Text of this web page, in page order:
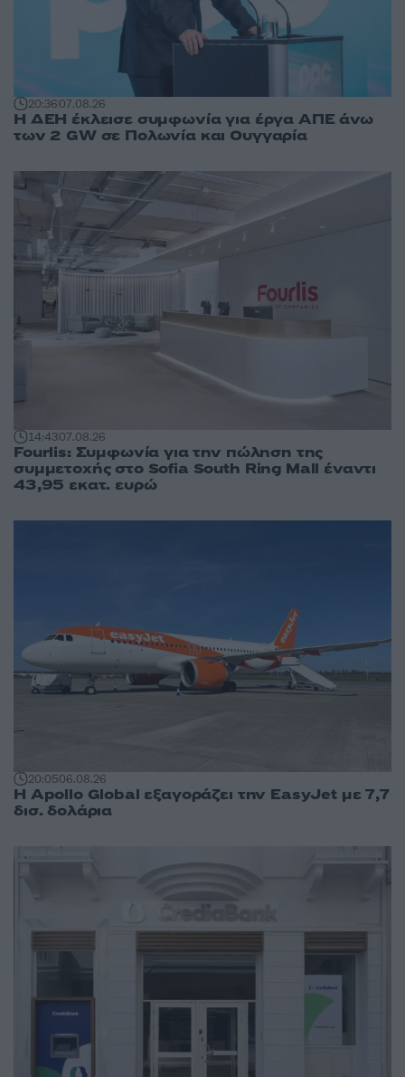
20:3607.08.26
Η ΔΕΗ έκλεισε συμφωνία για έργα ΑΠΕ άνω
των 2 GW σε Πολωνία και Ουγγαρία
14:4307.08.26
Fourlis: Συμφωνία για την πώληση της
συμμετοχής στο Sofia South Ring Mall έναντι
43,95 εκατ. ευρώ
20:0506.08.26
Η Apollo Global εξαγοράζει την EasyJet με 7,7
δισ. δολάρια